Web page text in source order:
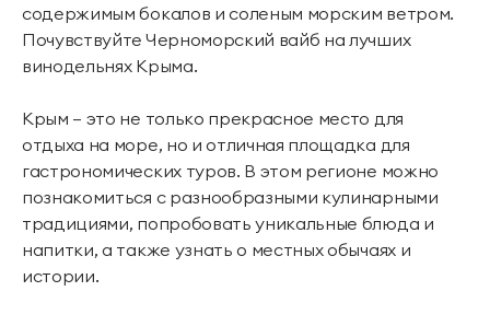
содержимым бокалов и соленым морским ветром.
Почувствуйте Черноморский вайб на лучших
винодельнях Крыма.
Крым – это не только прекрасное место для
отдыха на море, но и отличная площадка для
гастрономических туров. В этом регионе можно
познакомиться с разнообразными кулинарными
традициями, попробовать уникальные блюда и
напитки, а также узнать о местных обычаях и
истории.